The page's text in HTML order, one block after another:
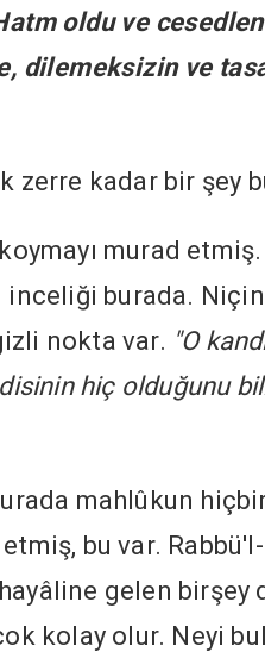
oldu ve
dilemeksizin ve
zerre kadar bir şey
murad
burada.
nokta var. "O
hiç olduğunu
mahlûkun
bu var.
gelen birşey
kolay olur. Neyi